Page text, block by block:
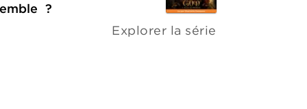
?
Explorer la série